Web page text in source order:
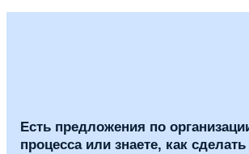
Есть предложения по
процесса или знаете, как